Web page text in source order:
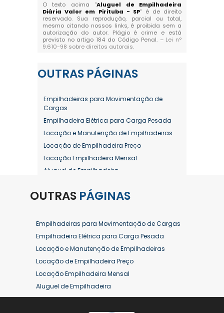
O texto acima "Aluguel de Empilhadeira
Diária Valor em Pirituba - SP" é de direito
reservado. Sua reprodução, parcial ou total,
mesmo citando nossos links, é proibida sem a
autorização do autor. Plágio é crime e está
previsto no artigo 184 do Código Penal. – Lei n°
9.610-98 sobre direitos autorais.
OUTRAS PÁGINAS
Empilhadeiras para Movimentação de
Cargas
Empilhadeira Elétrica para Carga Pesada
Locação e Manutenção de Empilhadeiras
Locação de Empilhadeira Preço
Locação Empilhadeira Mensal
Aluguel de Empilhadeira
Aluguel de Empilhadeira Diária Valor
Aluguel de Empilhadeira Elétrica Preço
Aluguel de Empilhadeira Mensal
Aluguel de Empilhadeira Preço
Aluguel de Empilhadeira Valor
Aluguel de Empilhadeiras Eletricas
Conserto de Empilhadeira
Contrato de Locação de Empilhadeira
OUTRAS PÁGINAS
Empilhadeiras para Movimentação de Cargas
Empilhadeira Elétrica para Carga Pesada
Locação e Manutenção de Empilhadeiras
Locação de Empilhadeira Preço
Locação Empilhadeira Mensal
Aluguel de Empilhadeira
Aluguel de Empilhadeira a Combustão
Aluguel de Empilhadeira Diária Valor